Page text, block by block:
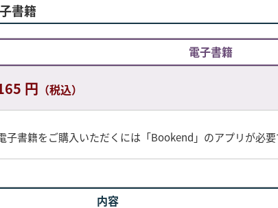
書籍
電子書籍
円 （税込）
子書籍をご購入いただくには「Bookend」のアプリが必要
内容